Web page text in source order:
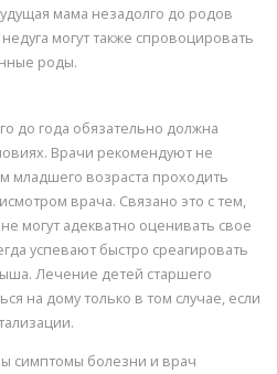
мама незадолго до родов
могут также спровоцировать
роды.
до года обязательно должна
Врачи рекомендуют не
младшего возраста проходить
врача. Связано это с тем,
могут адекватно оценивать свое
успевают быстро среагировать
Лечение детей старшего
на дому только в том случае, если
симптомы болезни и врач